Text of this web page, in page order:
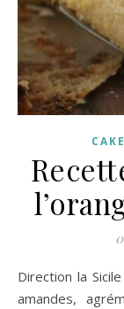
Direction la Sicile avec un gâteau sicilien à l’orange et aux
amandes,